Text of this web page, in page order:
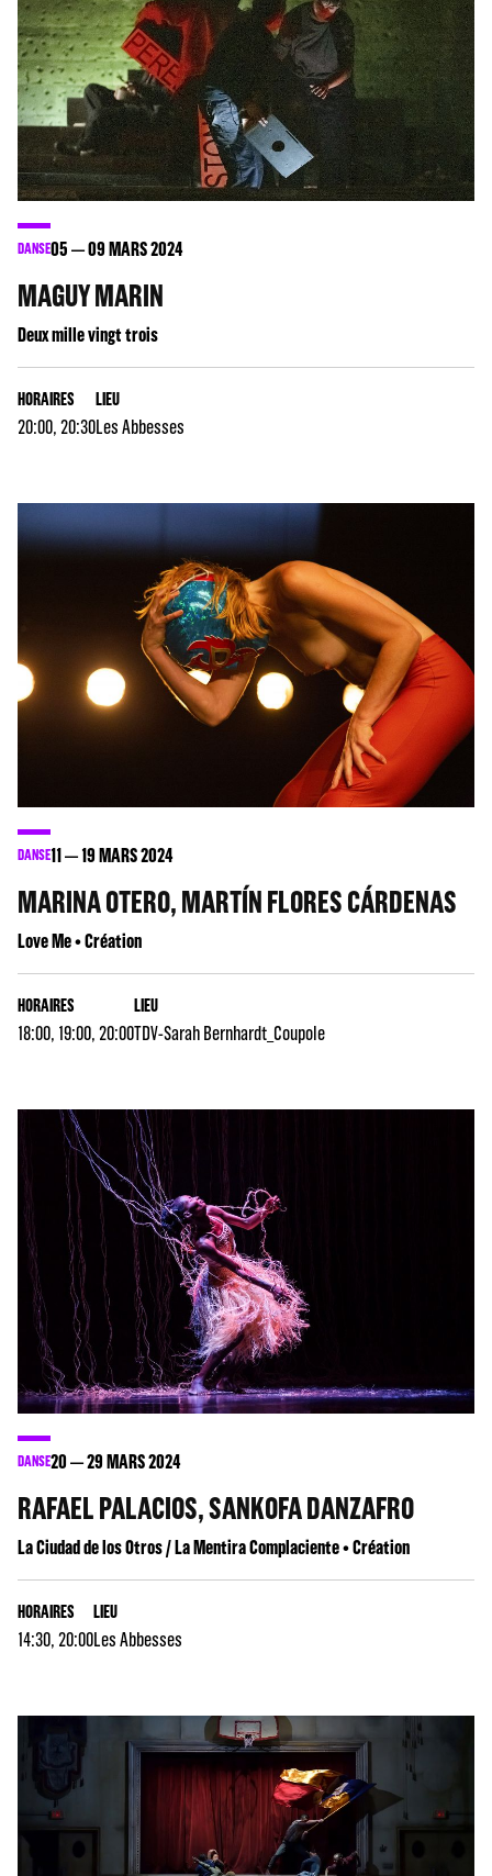
DANSE05 09MARS 2024
MAGUY MARIN
Deux mille vingt trois
HORAIRES
20:00, 20:30
LIEU
Les Abbesses
DANSE11 19MARS 2024
MARINA OTERO, MARTÍN FLORES CÁRDENAS
Love Me • Création
HORAIRES
18:00, 19:00, 20:00
LIEU
TDV-Sarah Bernhardt_Coupole
DANSE20 29MARS 2024
RAFAEL PALACIOS, SANKOFA DANZAFRO
La Ciudad de los Otros / La Mentira Complaciente • Création
HORAIRES
14:30, 20:00
LIEU
Les Abbesses